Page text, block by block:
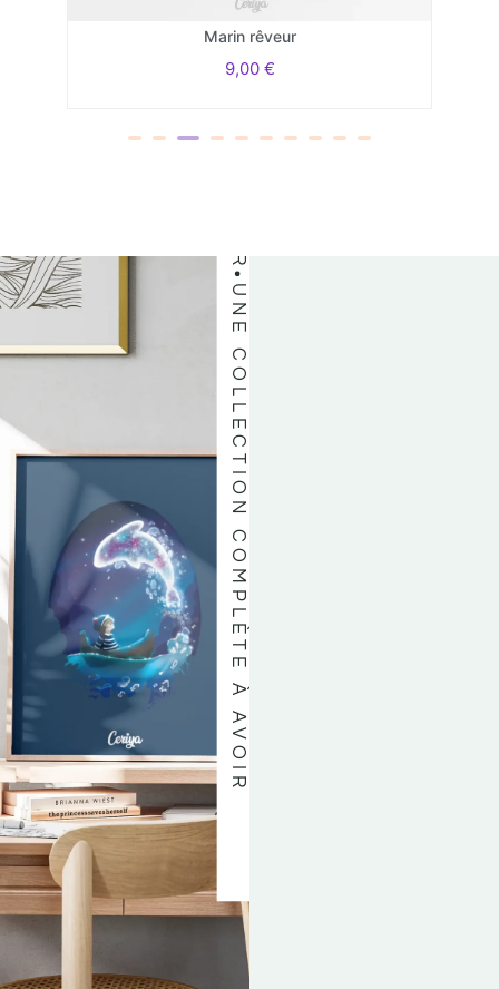
Marin rêveur
9,00 €
UNE COLLECTION COMPLÈTE À AVOIR